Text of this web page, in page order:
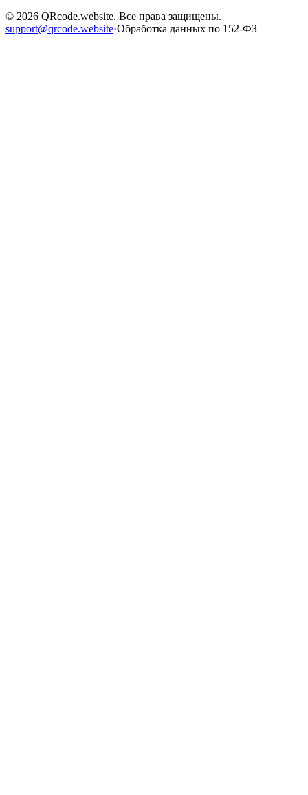
© 2026 QRcode.website. Все права защищены.
support@qrcode.website·Обработка данных по 152-ФЗ